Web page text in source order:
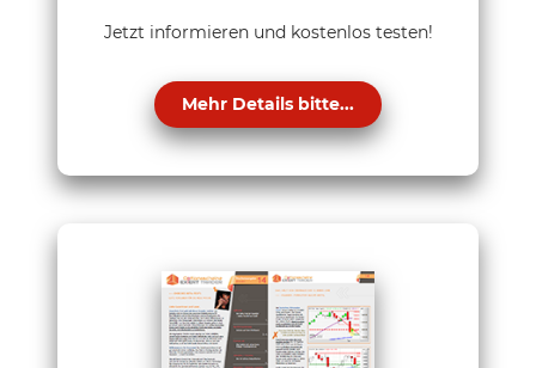
Jetzt informieren und kostenlos testen!
Mehr Details bitte...